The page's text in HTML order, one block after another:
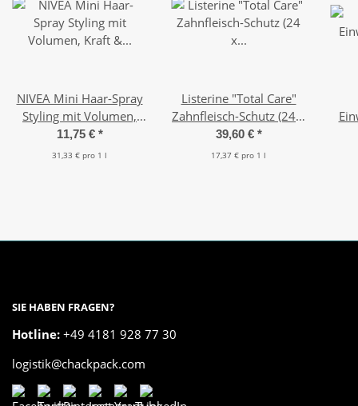
NIVEA Mini Haar-Spray
Styling mit Volumen,
Kraft & Pflege (5 x 75
ml)
11,75 € *
31,33 € pro 1 l
Listerine "Total Care"
Zahnfleisch-Schutz (24 x
95 ml)
39,60 € *
17,37 € pro 1 l
SIE HABEN FRAGEN?
Hotline: +49 4181 928 77 30
logistik@chackpack.com